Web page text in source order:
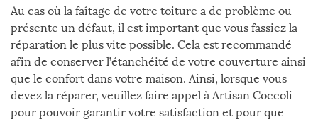
Au cas où la faîtage de votre toiture a de problème ou
présente un défaut, il est important que vous fassiez la
réparation le plus vite possible. Cela est recommandé
afin de conserver l’étanchéité de votre couverture ainsi
que le confort dans votre maison. Ainsi, lorsque vous
devez la réparer, veuillez faire appel à Artisan Coccoli
pour pouvoir garantir votre satisfaction et pour que